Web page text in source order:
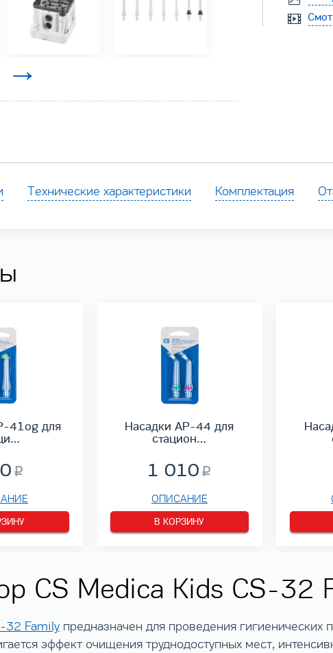
Технические характеристики Комплектация
41og для
Насадки AP-44 для
стацион…
1 010
ОПИСАНИЕ
В КОРЗИНУ
CS Medica Kids CS-32
32 Familyпредназначен для проведения гигиенических
эффект очищения труднодоступных мест,